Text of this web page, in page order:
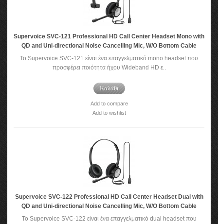
Supervoice SVC-121 Professional HD Call Center Headset Mono with
QD and Uni-directional Noise Cancelling Mic, W/O Bottom Cable
Το Supervoice SVC-121 είναι ένα επαγγελματικό mono headset που
προσφέρει ποιότητα ήχου Wideband HD ε..
Καλάθι
Add to compare
Add to wishlist
Supervoice SVC-122 Professional HD Call Center Headset Dual with
QD and Uni-directional Noise Cancelling Mic, W/O Bottom Cable
Το Supervoice SVC-122 είναι ένα επαγγελματικό dual headset που